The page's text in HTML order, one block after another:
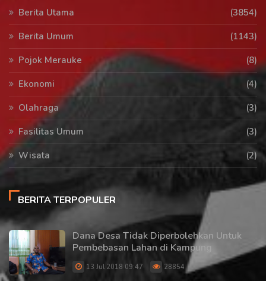
Berita Utama
(3854)
Berita Umum
(1143)
Pojok Merauke
(8)
Ekonomi
(4)
Olahraga
(3)
Fasilitas Umum
(3)
Wisata
(2)
BERITA TERPOPULER
Dana Desa Tidak Diperbolehkan Untuk
Pembebasan Lahan di Kampung
13 Jul 2018 09:47 28854